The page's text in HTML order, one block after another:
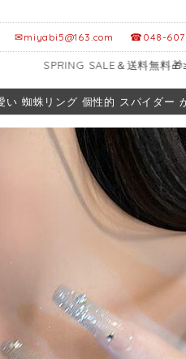
✉miyabi5@163.com ☎048-607-
SALE＆送料無料🎁≥12,999
い 蜘蛛リング 個性的 スパイダー